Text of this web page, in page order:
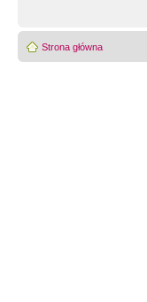
Strona główna